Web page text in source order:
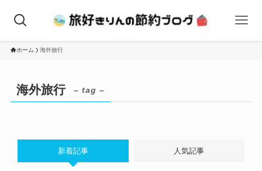
ホーム 海外旅行
海外旅行 – tag –
新着記事 人気記事